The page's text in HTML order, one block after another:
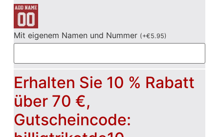
Mit eigenem Namen und Nummer (+€5.95)
Erhalten Sie 10 % Rabatt
über 70 €,
Gutscheincode: